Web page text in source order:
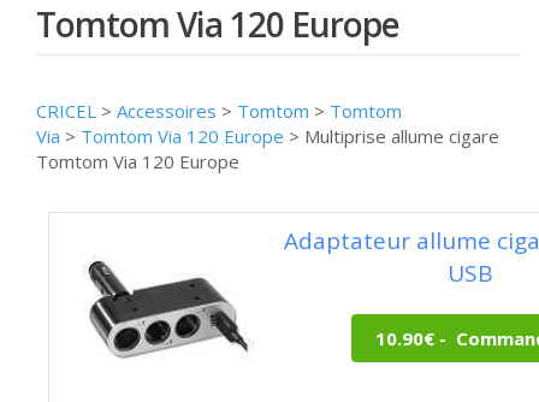
Tomtom Via 120 Europe
CRICEL > Accessoires > Tomtom > Tomtom
Via > Tomtom Via 120 Europe > Multiprise allume cigare
Tomtom Via 120 Europe
Adaptateur allume
USB